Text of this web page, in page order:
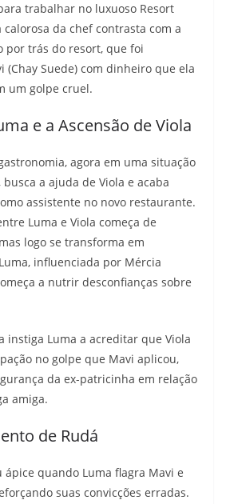
trabalhar no luxuoso Resort
calorosa da chef contrasta com a
por trás do resort, que foi
(Chay Suede) com dinheiro que ela
um golpe cruel.
e a Ascensão de Viola
agora em uma situação
a ajuda de Viola e acaba
assistente no novo restaurante.
Luma e Viola começa de
logo se transforma em
influenciada por Mércia
a nutrir desconfianças sobre
instiga Luma a acreditar que Viola
no golpe que Mavi aplicou,
da ex-patricinha em relação
amiga.
de Rudá
ápice quando Luma flagra Mavi e
suas convicções erradas.